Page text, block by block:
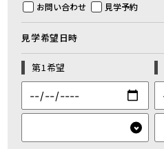
お問い合わせ 見学予約
見学希望日時
第1希望